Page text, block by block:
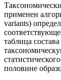
применен
variants)
таблица
половине